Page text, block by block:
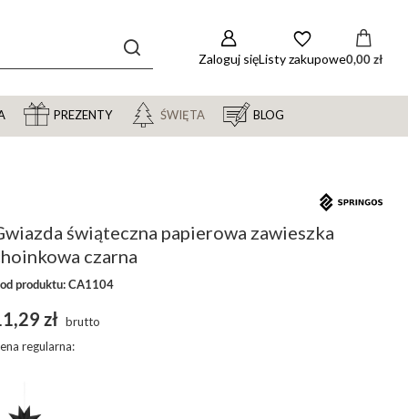
Zaloguj sięListy zakupowe0,00 zł
PREZENTY ŚWIĘTA BLOG
świąteczna papierowa zawieszka
czarna
produktu: CA1104
zł brutto
regularna: